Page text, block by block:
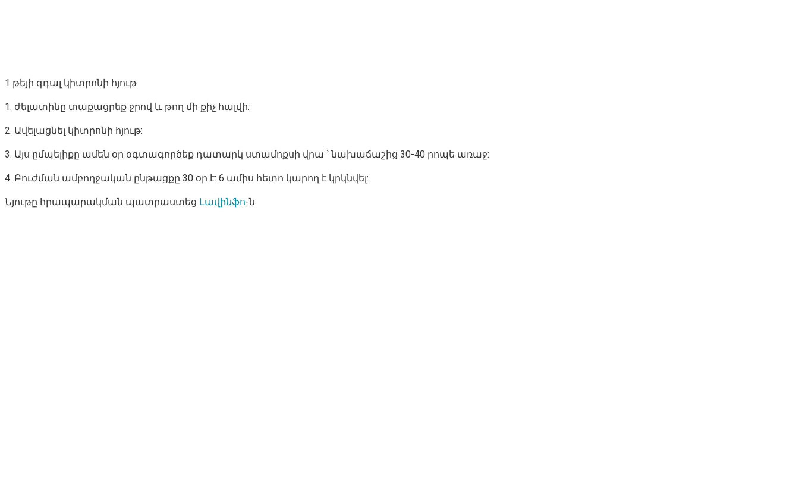
1 թեյի գդալ կիտրոնի հյութ
1. ժելատինը տաքացրեք ջրով և թող մի քիչ հալվի:
2. Ավելացնել կիտրոնի հյութ:
3. Այս ըմպելիքը ամեն օր օգտագործեք դատարկ ստամոքսի վրա ՝ նախաճաշից 30-40 րոպե առաջ:
4. Բուժման ամբողջական ընթացքը 30 օր է: 6 ամիս հետո կարող է կրկնվել:
Նյութը հրապարակման պատրաստեց Լավինֆո-ն